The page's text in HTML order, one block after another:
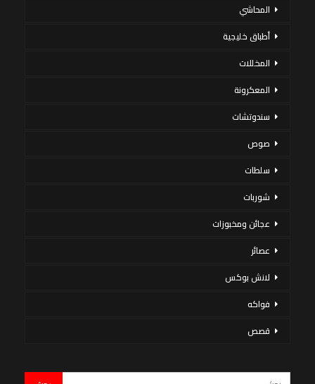
المحاشي
أطباق خليجية
المخللات
المعكرونة
سندوتشات
صوص
سلطات
شوربات
عجائن ومخبوزات
عصائر
لانش بوكس
فواكه
قصص